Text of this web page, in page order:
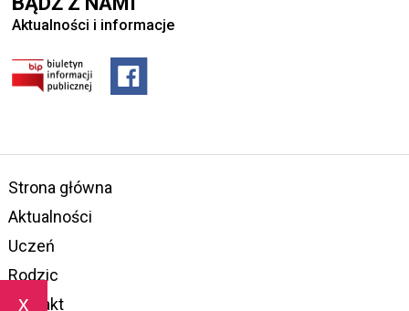
x
Aktualności i informacje
Strona główna
Aktualności
Uczeń
Rodzic
Kontakt